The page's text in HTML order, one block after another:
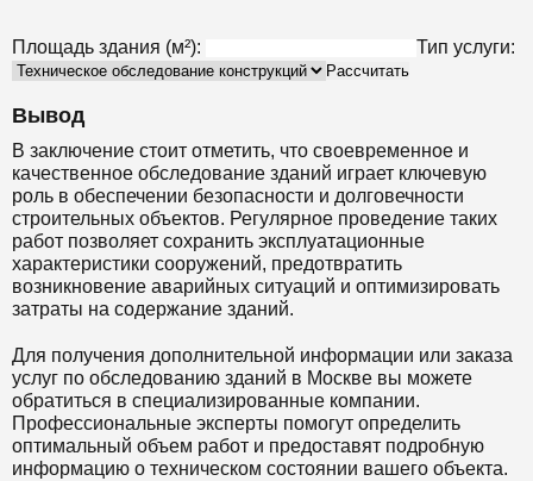
Площадь здания (м²): Тип услуги:
Рассчитать
Вывод
В заключение стоит отметить, что своевременное и
качественное обследование зданий играет ключевую
роль в обеспечении безопасности и долговечности
строительных объектов. Регулярное проведение таких
работ позволяет сохранить эксплуатационные
характеристики сооружений, предотвратить
возникновение аварийных ситуаций и оптимизировать
затраты на содержание зданий.
Для получения дополнительной информации или заказа
услуг по обследованию зданий в Москве вы можете
обратиться в специализированные компании.
Профессиональные эксперты помогут определить
оптимальный объем работ и предоставят подробную
информацию о техническом состоянии вашего объекта.